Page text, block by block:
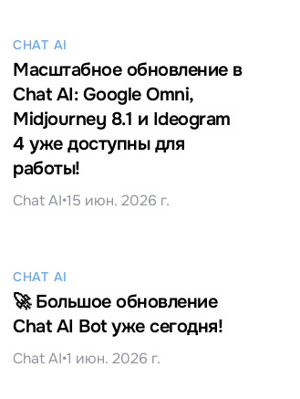
CHAT AI
Масштабное обновление в
Chat AI: Google Omni,
Midjourney 8.1 и Ideogram
4 уже доступны для
работы!
Chat AI•15 июн. 2026 г.
CHAT AI
🚀 Большое обновление
Chat AI Bot уже сегодня!
Chat AI•1 июн. 2026 г.